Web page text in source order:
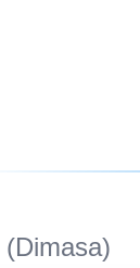
(Dimasa)